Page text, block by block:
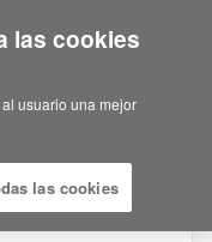
we sell in
las cookies
usuario una mejor
las cookies